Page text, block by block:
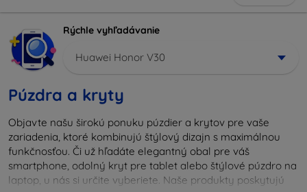
Rýchle vyhľadávanie
Huawei Honor V30
Púzdra a kryty
Objavte našu širokú ponuku púzdier a krytov pre vaše
zariadenia, ktoré kombinujú štýlový dizajn s maximálnou
funkčnosťou. Či už hľadáte elegantný obal pre váš
smartphone, odolný kryt pre tablet alebo štýlové púzdro na
laptop, u nás si určite vyberiete. Naše produkty poskytujú